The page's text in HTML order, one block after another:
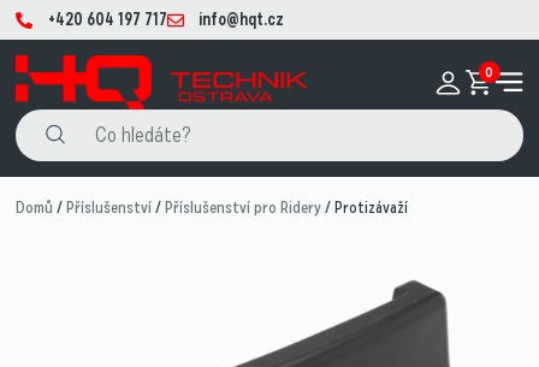
+420 604 197 717 info@hqt.cz
0
Domů /Příslušenství/Příslušenství pro Ridery/ Protizávaží